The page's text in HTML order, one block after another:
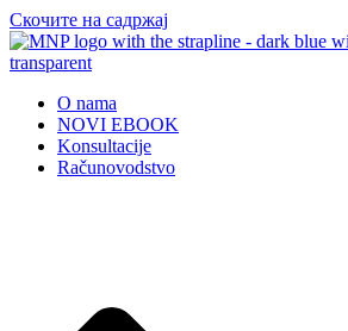
Скочите на садржај
O nama
NOVI EBOOK
Konsultacije
Računovodstvo